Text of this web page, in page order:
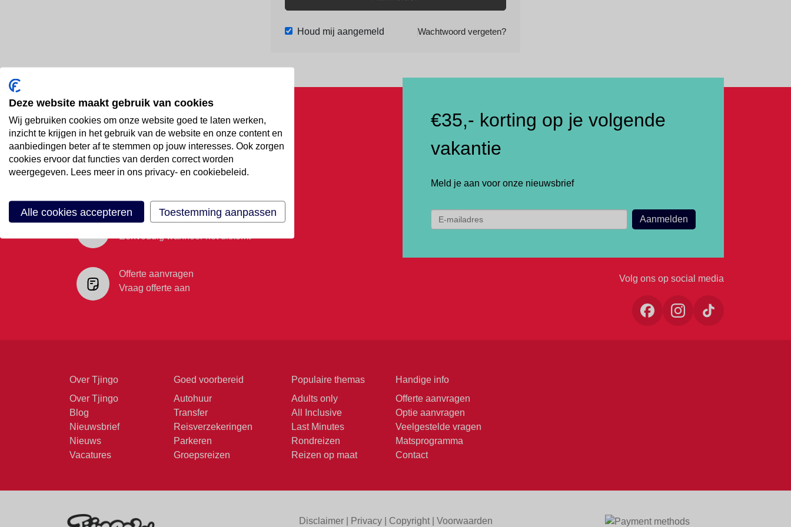
Houd mij aangemeld Wachtwoord vergeten?
Bel ons
088 66 55 999
Mail ons
Maak een afspraak
Eenvoudig wanneer het uitkomt
Offerte aanvragen
Vraag offerte aan
€35,- korting op je volgende
vakantie
Meld je aan voor onze nieuwsbrief
Volg ons op social media
Over Tjingo
Over Tjingo
Blog
Nieuwsbrief
Nieuws
Vacatures
Goed voorbereid
Autohuur
Transfer
Reisverzekeringen
Parkeren
Groepsreizen
Populaire themas
Adults only
All Inclusive
Last Minutes
Rondreizen
Reizen op maat
Handige info
Offerte aanvragen
Optie aanvragen
Veelgestelde vragen
Matsprogramma
Contact
Disclaimer| Privacy| Copyright| Voorwaarden
Deze website maakt gebruik van cookies
Wij gebruiken cookies om onze website goed te laten werken,
inzicht te krijgen in het gebruik van de website en onze content en
aanbiedingen beter af te stemmen op jouw interesses. Ook zorgen
cookies ervoor dat functies van derden correct worden
weergegeven. Lees meer in ons privacy- en cookiebeleid.
Alle cookies accepteren Toestemming aanpassen